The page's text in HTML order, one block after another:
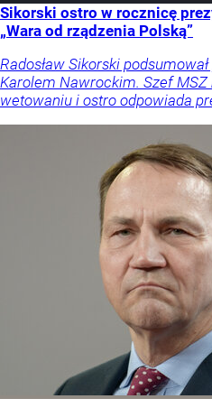
Sikorski ostro w rocznicę
„Wara od rządzenia Polską”
Radosław Sikorski
Karolem Nawrockim. Szef MSZ
wetowaniu i ostro odpowiada